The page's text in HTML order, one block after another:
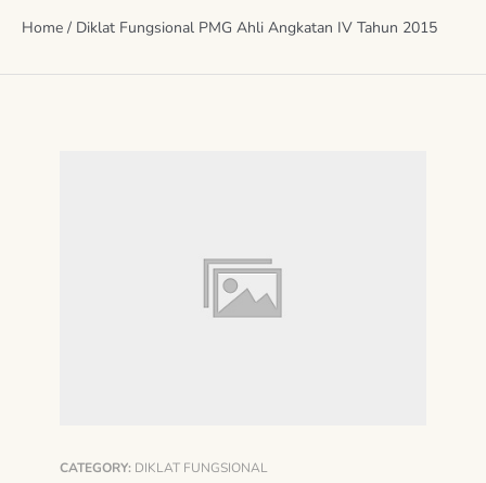
Home / Diklat Fungsional PMG Ahli Angkatan IV Tahun 2015
CATEGORY: DIKLAT FUNGSIONAL